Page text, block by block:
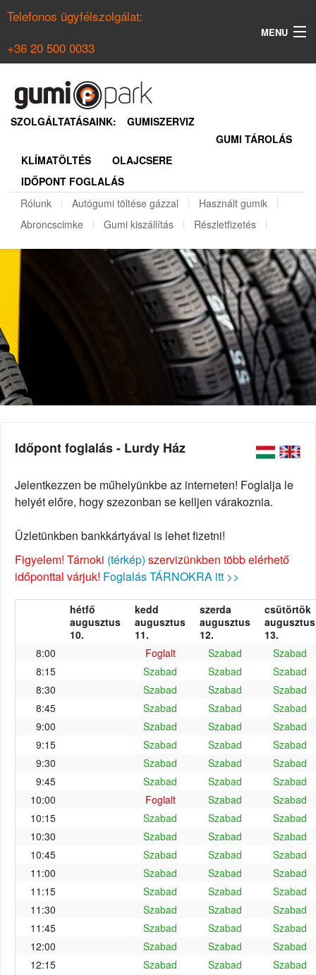
Telefonos ügyfélszolgálat:
+36 20 500 0033
MENU
NYÁRI GUMI KERESŐ
REGISZTRÁCIÓ
SZOLGÁLTATÁSAINK:
GUMISZERVIZ
GUMI TÁROLÁS
KLÍMATÖLTÉS
OLAJCSERE
IDŐPONT FOGLALÁS
Rólunk
Autógumi töltése gázzal
Használt gumik
Abroncscimke
Gumi kiszállítás Részletfizetés
Időpont foglalás - Lurdy Ház
Jelentkezzen be műhelyünkbe az interneten! Foglalja le
helyét előre, hogy szezonban se kelljen várakoznia.
Üzletünkben bankkártyával is lehet fizetni!
Figyelem! Tárnoki (térkép) szervizünkben több elérhető
időponttal várjuk! Foglalás TÁRNOKRA itt >>
hétfő
augusztus
10.
kedd
augusztus
11.
szerda
augusztus
12.
csütörtök
augusztus
13.
8:00
Foglalt Szabad
Szabad
8:15
Szabad Szabad
Szabad
8:30
Szabad Szabad
Szabad
8:45
Szabad Szabad
Szabad
9:00
Szabad Szabad
Szabad
9:15
Szabad Szabad
Szabad
9:30
Szabad Szabad
Szabad
9:45
Szabad Szabad
Szabad
10:00
Foglalt Szabad
Szabad
10:15
Szabad Szabad
Szabad
10:30
Szabad Szabad
Szabad
10:45
Szabad Szabad
Szabad
11:00
Szabad Szabad
Szabad
11:15
Szabad Szabad
Szabad
11:30
Szabad Szabad
Szabad
11:45
Szabad Szabad
Szabad
12:00
Szabad Szabad
Szabad
12:15
Szabad Szabad
Szabad